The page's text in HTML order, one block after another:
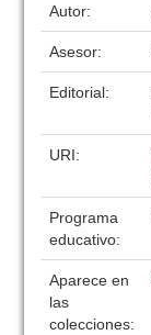
Autor:
Asesor:
Editorial:
URI:
Programa
educativo:
Aparece en
las
colecciones: